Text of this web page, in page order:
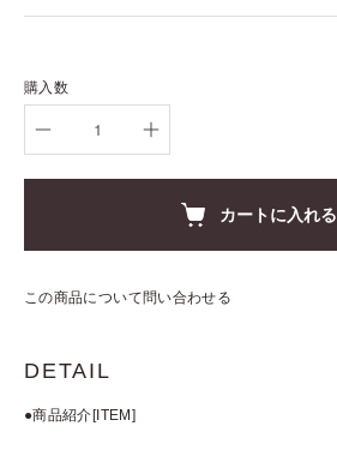
購入数
カートに入れる
この商品について問い合わせる
DETAIL
●商品紹介[ITEM]